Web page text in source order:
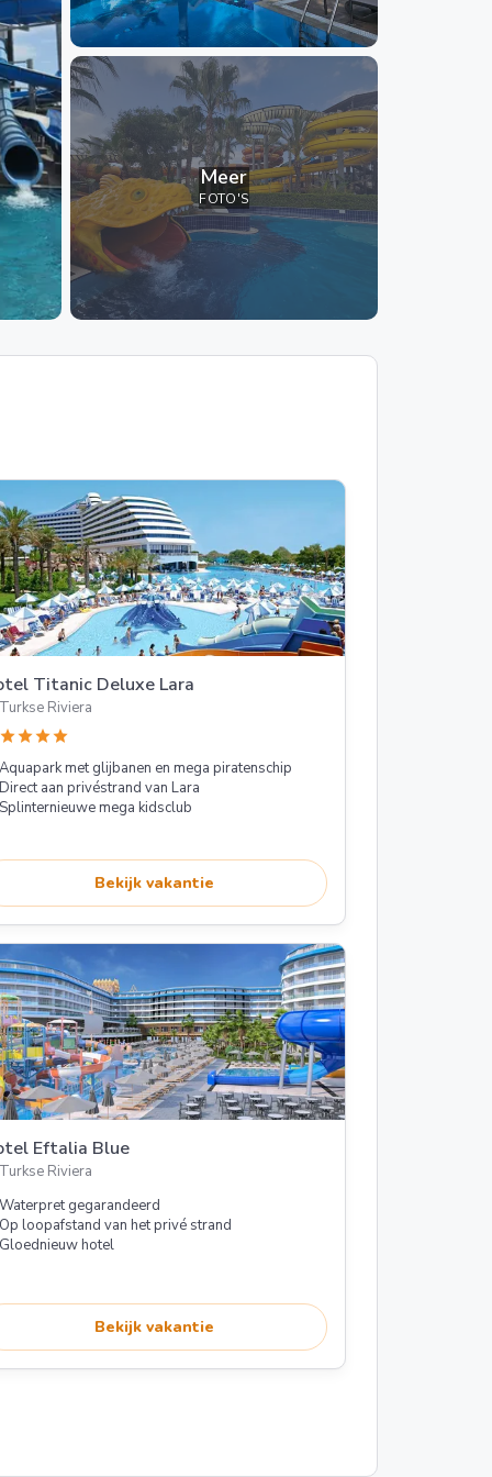
Meer
FOTO'S
Titanic Deluxe Lara
Turkse Riviera
starstarstarstar
Aquapark met glijbanen en mega piratenschip
Direct aan privéstrand van Lara
Splinternieuwe mega kidsclub
Bekijk vakantie
Eftalia Blue
Turkse Riviera
Waterpret gegarandeerd
Op loopafstand van het privé strand
Gloednieuw hotel
Bekijk vakantie